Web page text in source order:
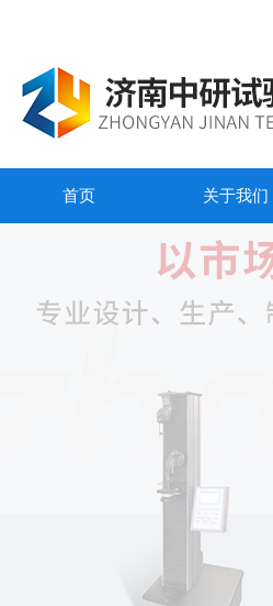
首页 关于我们